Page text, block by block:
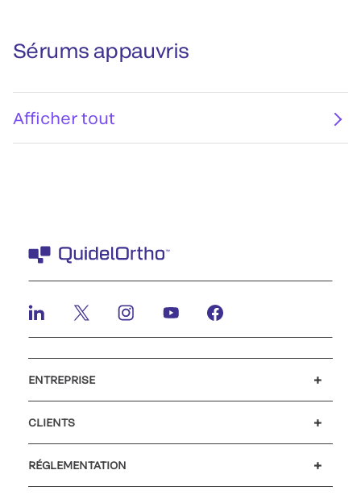
Sérums appauvris
Afficher tout
ENTREPRISE
CLIENTS
RÉGLEMENTATION